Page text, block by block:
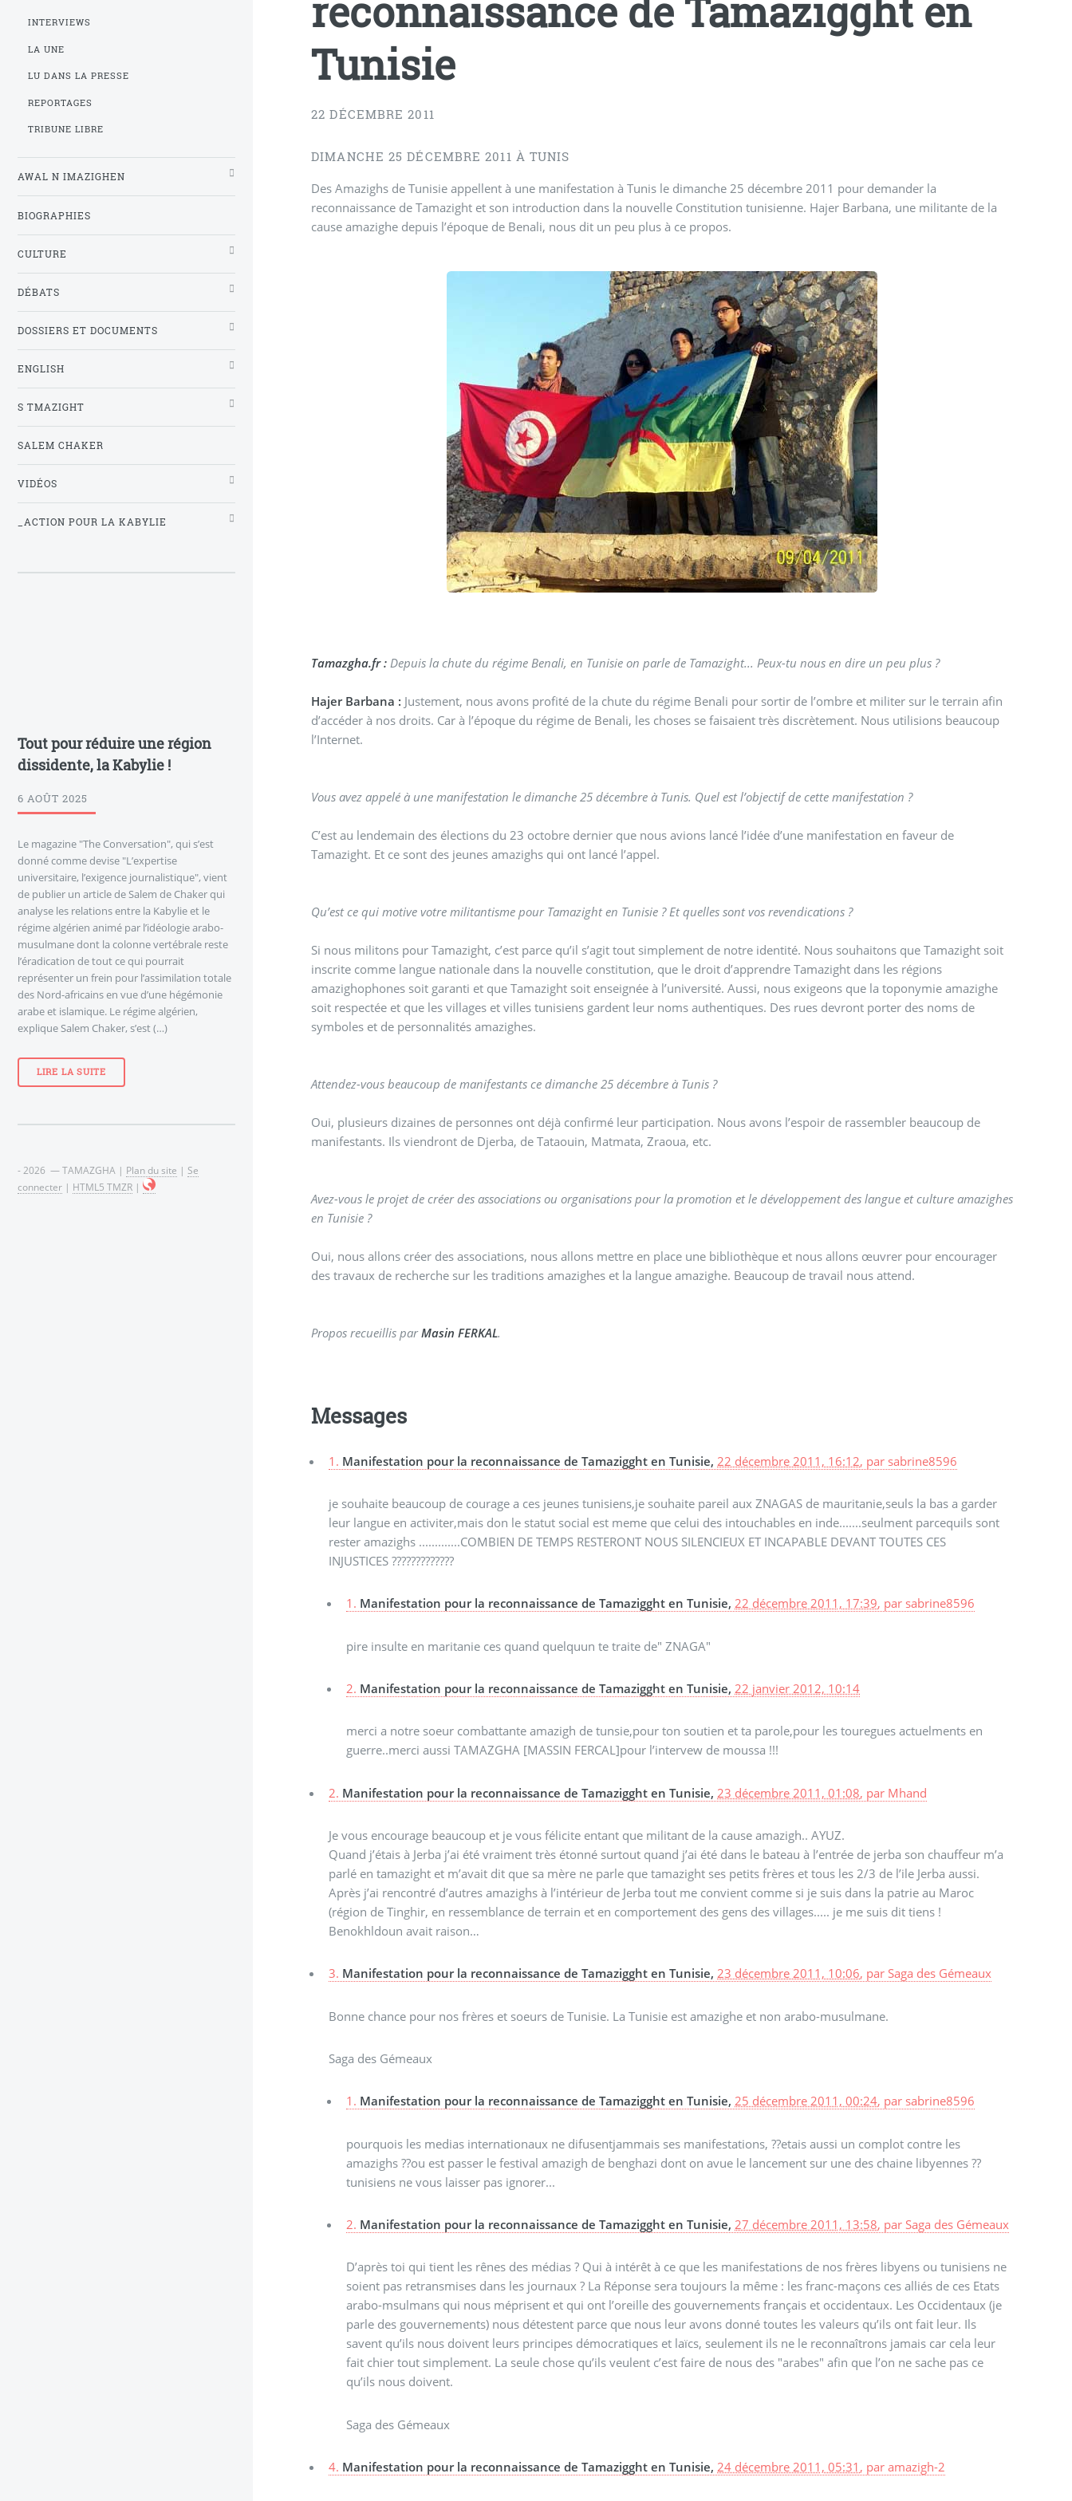
reconnaissance de Tamazigght en
Tunisie
22 DÉCEMBRE 2011
DIMANCHE 25 DÉCEMBRE 2011 À TUNIS
Des Amazighs de Tunisie appellent à une manifestation à Tunis le dimanche 25 décembre 2011 pour demander la
reconnaissance de Tamazight et son introduction dans la nouvelle Constitution tunisienne. Hajer Barbana, une militante de la
cause amazighe depuis l’époque de Benali, nous dit un peu plus à ce propos.
Tamazgha.fr : Depuis la chute du régime Benali, en Tunisie on parle de Tamazight... Peux-tu nous en dire un peu plus ?
Hajer Barbana : Justement, nous avons profité de la chute du régime Benali pour sortir de l’ombre et militer sur le terrain afin
d’accéder à nos droits. Car à l’époque du régime de Benali, les choses se faisaient très discrètement. Nous utilisions beaucoup
l’Internet.
Vous avez appelé à une manifestation le dimanche 25 décembre à Tunis. Quel est l’objectif de cette manifestation ?
C’est au lendemain des élections du 23 octobre dernier que nous avions lancé l’idée d’une manifestation en faveur de
Tamazight. Et ce sont des jeunes amazighs qui ont lancé l’appel.
Qu’est ce qui motive votre militantisme pour Tamazight en Tunisie ? Et quelles sont vos revendications ?
Si nous militons pour Tamazight, c’est parce qu’il s’agit tout simplement de notre identité. Nous souhaitons que Tamazight soit
inscrite comme langue nationale dans la nouvelle constitution, que le droit d’apprendre Tamazight dans les régions
amazighophones soit garanti et que Tamazight soit enseignée à l’université. Aussi, nous exigeons que la toponymie amazighe
soit respectée et que les villages et villes tunisiens gardent leur noms authentiques. Des rues devront porter des noms de
symboles et de personnalités amazighes.
Attendez-vous beaucoup de manifestants ce dimanche 25 décembre à Tunis ?
Oui, plusieurs dizaines de personnes ont déjà confirmé leur participation. Nous avons l’espoir de rassembler beaucoup de
manifestants. Ils viendront de Djerba, de Tataouin, Matmata, Zraoua, etc.
Avez-vous le projet de créer des associations ou organisations pour la promotion et le développement des langue et culture amazighes
en Tunisie ?
Oui, nous allons créer des associations, nous allons mettre en place une bibliothèque et nous allons œuvrer pour encourager
des travaux de recherche sur les traditions amazighes et la langue amazighe. Beaucoup de travail nous attend.
Propos recueillis parMasin FERKAL.
Messages
1. Manifestation pour la reconnaissance de Tamazigght en Tunisie, 22 décembre 2011, 16:12, par sabrine8596
je souhaite beaucoup de courage a ces jeunes tunisiens,je souhaite pareil aux ZNAGAS de mauritanie,seuls la bas a garder
leur langue en activiter,mais don le statut social est meme que celui des intouchables en inde.......seulment parcequils sont
rester amazighs .............COMBIEN DE TEMPS RESTERONT NOUS SILENCIEUX ET INCAPABLE DEVANT TOUTES CES
INJUSTICES ?????????????
1. Manifestation pour la reconnaissance de Tamazigght en Tunisie,22 décembre 2011, 17:39, par sabrine8596
pire insulte en maritanie ces quand quelquun te traite de" ZNAGA"
2. Manifestation pour la reconnaissance de Tamazigght en Tunisie, 22 janvier 2012, 10:14
merci a notre soeur combattante amazigh de tunsie,pour ton soutien et ta parole,pour les touregues actuelments en
guerre..merci aussi TAMAZGHA [MASSIN FERCAL]pour l’intervew de moussa !!!
2. Manifestation pour la reconnaissance de Tamazigght en Tunisie, 23 décembre 2011, 01:08, par Mhand
Je vous encourage beaucoup et je vous félicite entant que militant de la cause amazigh.. AYUZ.
Quand j’étais à Jerba j’ai été vraiment très étonné surtout quand j’ai été dans le bateau à l’entrée de jerba son chauffeur m’a
parlé en tamazight et m’avait dit que sa mère ne parle que tamazight ses petits frères et tous les 2/3 de l’ile Jerba aussi.
Après j’ai rencontré d’autres amazighs à l’intérieur de Jerba tout me convient comme si je suis dans la patrie au Maroc
(région de Tinghir, en ressemblance de terrain et en comportement des gens des villages..... je me suis dit tiens !
Benokhldoun avait raison…
3. Manifestation pour la reconnaissance de Tamazigght en Tunisie,23 décembre 2011, 10:06, par Saga des Gémeaux
Bonne chance pour nos frères et soeurs de Tunisie. La Tunisie est amazighe et non arabo-musulmane.
Saga des Gémeaux
1. Manifestation pour la reconnaissance de Tamazigght en Tunisie,25 décembre 2011, 00:24, par sabrine8596
pourquois les medias internationaux ne difusentjammais ses manifestations, ??etais aussi un complot contre les
amazighs ??ou est passer le festival amazigh de benghazi dont on avue le lancement sur une des chaine libyennes ??
tunisiens ne vous laisser pas ignorer...
2. Manifestation pour la reconnaissance de Tamazigght en Tunisie, 27 décembre 2011, 13:58, par Saga des Gémeaux
D’après toi qui tient les rênes des médias ? Qui à intérêt à ce que les manifestations de nos frères libyens ou tunisiens ne
soient pas retransmises dans les journaux ? La Réponse sera toujours la même : les franc-maçons ces alliés de ces Etats
arabo-msulmans qui nous méprisent et qui ont l’oreille des gouvernements français et occidentaux. Les Occidentaux (je
parle des gouvernements) nous détestent parce que nous leur avons donné toutes les valeurs qu’ils ont fait leur. Ils
savent qu’ils nous doivent leurs principes démocratiques et laïcs, seulement ils ne le reconnaîtrons jamais car cela leur
fait chier tout simplement. La seule chose qu’ils veulent c’est faire de nous des "arabes" afin que l’on ne sache pas ce
qu’ils nous doivent.
Saga des Gémeaux
4. Manifestation pour la reconnaissance de Tamazigght en Tunisie, 24 décembre 2011, 05:31 , paramazigh-2
INTERVIEWS
LA UNE
LU DANS LA PRESSE
REPORTAGES
TRIBUNE LIBRE
AWAL N IMAZIGHEN
BIOGRAPHIES
CULTURE
DÉBATS
DOSSIERS ET DOCUMENTS
ENGLISH
S TMAZIGHT
SALEM CHAKER
VIDÉOS
_ACTION POUR LA KABYLIE
Tout pour réduire une région
dissidente, la Kabylie !
6 AOÛT 2025
Le magazine "The Conversation", qui s’est
donné comme devise "L’expertise
universitaire, l’exigence journalistique", vient
de publier un article de Salem de Chaker qui
analyse les relations entre la Kabylie et le
régime algérien animé par l’idéologie arabo-
musulmane dont la colonne vertébrale reste
l’éradication de tout ce qui pourrait
représenter un frein pour l’assimilation totale
des Nord-africains en vue d’une hégémonie
arabe et islamique. Le régime algérien,
explique Salem Chaker, s’est (…)
LIRE LA SUITE
- 2026 — TAMAZGHA | Plan du site | Se
connecter | HTML5 TMZR |